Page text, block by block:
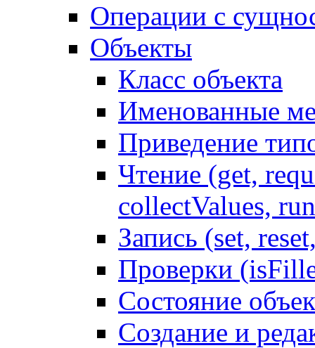
Операции с
Объекты
Класс объекта
Именованные
Приведение
Чтение (get,
collectValues,
Запись (set,
Проверки
Состояние
Создание и